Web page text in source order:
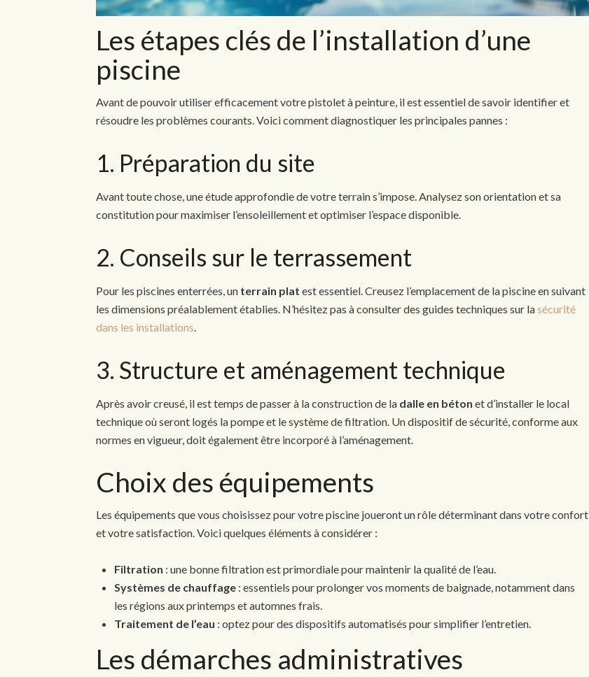
Les étapes clés de l’installation d’une
piscine
Avant de pouvoir utiliser efficacement votre pistolet à peinture, il est essentiel de savoir identifier et
résoudre les problèmes courants. Voici comment diagnostiquer les principales pannes :
1. Préparation du site
Avant toute chose, une étude approfondie de votre terrain s’impose. Analysez son orientation et sa
constitution pour maximiser l’ensoleillement et optimiser l’espace disponible.
2. Conseils sur le terrassement
Pour les piscines enterrées, un terrain plat est essentiel. Creusez l’emplacement de la piscine en suivant
les dimensions préalablement établies. N’hésitez pas à consulter des guides techniques sur lasécurité
dans les installations.
3. Structure et aménagement technique
Après avoir creusé, il est temps de passer à la construction de la dalle en béton et d’installer le local
technique où seront logés la pompe et le système de filtration. Un dispositif de sécurité, conforme aux
normes en vigueur, doit également être incorporé à l’aménagement.
Choix des équipements
Les équipements que vous choisissez pour votre piscine joueront un rôle déterminant dans votre confort
et votre satisfaction. Voici quelques éléments à considérer :
Filtration : une bonne filtration est primordiale pour maintenir la qualité de l’eau.
Systèmes de chauffage : essentiels pour prolonger vos moments de baignade, notamment dans
les régions aux printemps et automnes frais.
Traitement de l’eau : optez pour des dispositifs automatisés pour simplifier l’entretien.
Les démarches administratives